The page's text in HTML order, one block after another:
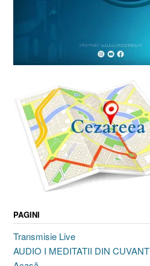
PAGINI
Transmisie Live
AUDIO I MEDITATII DIN CUVANT